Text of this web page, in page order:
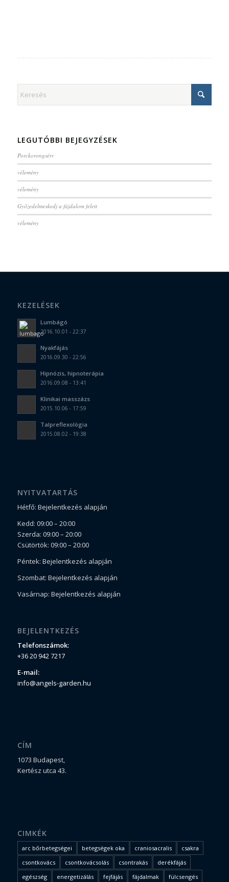
LEGUTÓBBI BEJEGYZÉSEK
Porckorongsérv
vélemény
vélemény
Győzedelmeskedj a fájdalom felett
vélemény
KEZELÉSEK
Lumbágó
2016.10.01 - 22:37
Nyakfájás
2016.09.30 - 22:56
Hipnózis, hipnoterápia
2016.09.08 - 13:41
Klinikai masszázs
2015.10.06 - 17:59
Talpreflexológia
2015.08.02 - 19:38
NYITVATARTÁS
Hétfő: Bejelentkezés alapján
Kedd: 09:00 – 20:00
Szerda: 09:00 – 20:00
Csütörtök: 09:00 – 20:00
Péntek: Bejelentkezés alapján
Szombat: Bejelentkezés alapján
Vasárnap: Bejelentkezés alapján
BEJELENTKEZÉS
Telefonszámok:
+36 20 942 7217
E-mail:
info@angels-garden.hu
CÍM
1073 Budapest,
Kertész utca 43.
CIMKÉK
arc bőrbetegségei betegségek oka craniosacralis
csakra
csontkovács
csontkovácsolás csontrakás
derékfájás
egészség
energetizálás fejfájás fájdalmak fülcsengés